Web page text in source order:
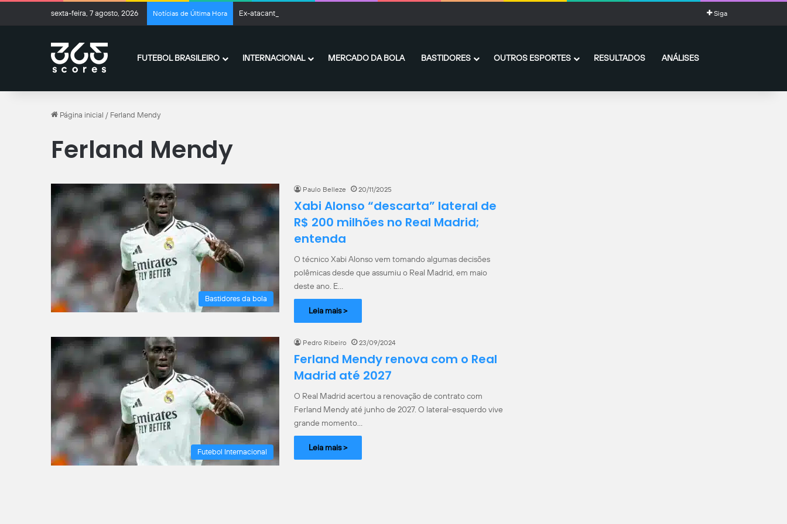
sexta-feira, 7 agosto, 2026 Notícias de Última Hora Ex-atacante do Fluminense desperta interesse de Arsenal e Manchester United Siga
FUTEBOL BRASILEIRO INTERNACIONAL MERCADO DA BOLA BASTIDORES OUTROS ESPORTES RESULTADOS ANÁLISES
Página inicial / Ferland Mendy
Ferland Mendy
Bastidores da bola
Paulo Belleze 20/11/2025
Xabi Alonso “descarta” lateral de
R$ 200 milhões no Real Madrid;
entenda
O técnico Xabi Alonso vem tomando algumas decisões
polêmicas desde que assumiu o Real Madrid, em maio
deste ano. E…
Leia mais >
Futebol Internacional
Pedro Ribeiro 23/09/2024
Ferland Mendy renova com o Real
Madrid até 2027
O Real Madrid acertou a renovação de contrato com
Ferland Mendy até junho de 2027. O lateral-esquerdo vive
grande momento…
Leia mais >